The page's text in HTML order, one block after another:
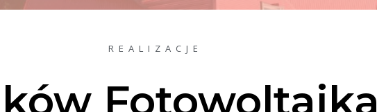
REALIZACJE
Fotowoltaika